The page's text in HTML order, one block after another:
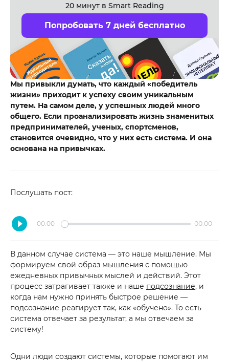
20 минут в Smart Reading
Попробовать 7 дней бесплатно
Мы привыкли думать, что каждый «победитель
жизни» приходит к успеху своим уникальным
путем. На самом деле, у успешных людей много
общего. Если проанализировать жизнь знаменитых
предпринимателей, ученых, спортсменов,
становится очевидно, что у них есть система. И она
основана на привычках.
Послушать пост:
00:00 00:00
В данном случае система — это наше мышление. Мы
формируем свой образ мышления с помощью
ежедневных привычных мыслей и действий. Этот
процесс затрагивает также и наше подсознание, и
когда нам нужно принять быстрое решение —
подсознание реагирует так, как «обучено». То есть
система отвечает за результат, а мы отвечаем за
систему!
Одни люди создают системы, которые помогают им